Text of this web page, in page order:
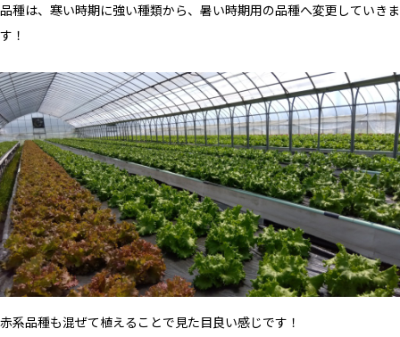
品種は、寒い時期に強い種類から、暑い時期用の品種へ変更していきま
す！
赤系品種も混ぜて植えることで見た目良い感じです！